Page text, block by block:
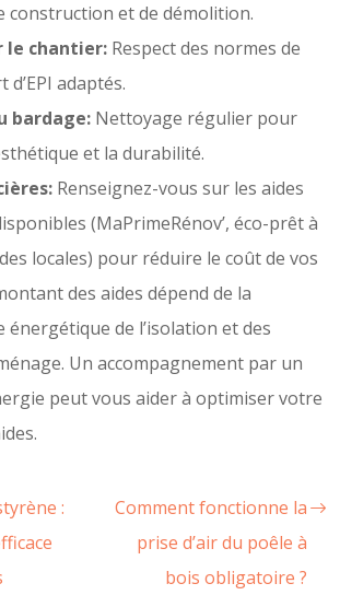
construction et de démolition.
le chantier: Respect des normes de
adaptés.
bardage: Nettoyage régulier pour
et la durabilité.
Renseignez-vous sur les aides
(MaPrimeRénov’, éco-prêt à
locales) pour réduire le coût de vos
des aides dépend de la
énergétique de l’isolation et des
Un accompagnement par un
peut vous aider à optimiser votre
:
Comment fonctionne la
prise d’air du poêle à
bois obligatoire ?